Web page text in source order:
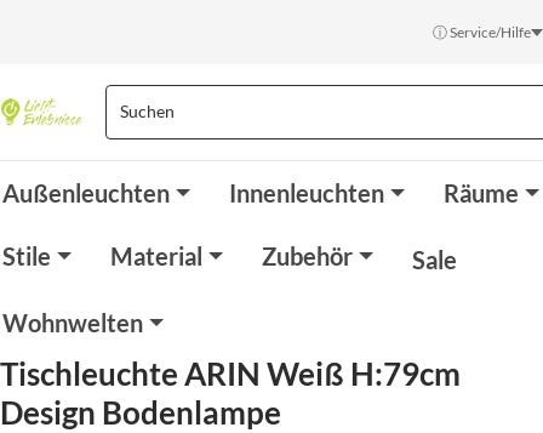
ⓘ Service/Hilfe
Außenleuchten Innenleuchten Räume
Stile Material Zubehör Sale
Wohnwelten
Tischleuchte ARIN Weiß H:79cm
Design Bodenlampe